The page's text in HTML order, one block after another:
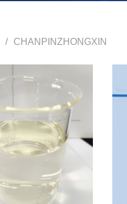
/ CHANPINZHONGXIN